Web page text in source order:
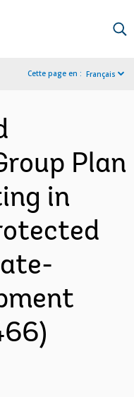
Cette page en : Français
Plan
in